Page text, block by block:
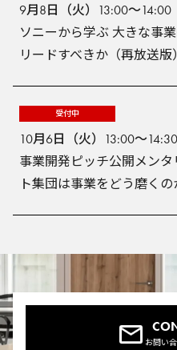
ソニーから学ぶ 大きな事
リードすべきか（再放送版）
9月8日（火）13:00～14:00
事業開発ピッチ公開メン
ト集団は事業をどう磨くの
10月6日（火）13:00～14:30
受付中
お問い